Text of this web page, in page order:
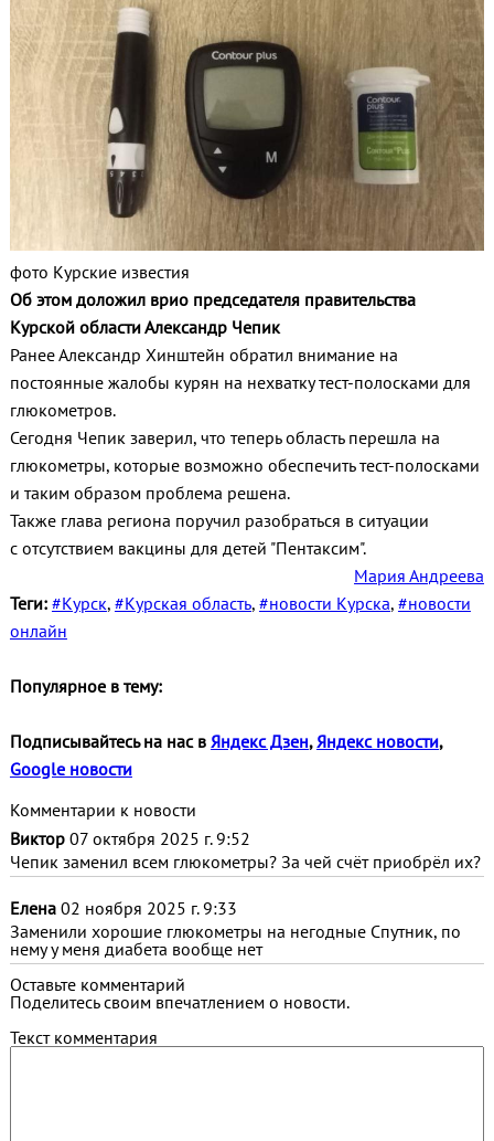
фото Курские известия
Об этом доложил врио председателя правительства
Курской области Александр Чепик
Ранее Александр Хинштейн обратил внимание на
постоянные жалобы курян на нехватку тест-полосками для
глюкометров.
Сегодня Чепик заверил, что теперь область перешла на
глюкометры, которые возможно обеспечить тест-полосками
и таким образом проблема решена.
Также глава региона поручил разобраться в ситуации
с отсутствием вакцины для детей "Пентаксим".
Мария Андреева
Теги: #Курск, #Курская область, #новости Курска, #новости
онлайн
Популярное в тему:
Подписывайтесь на нас в Яндекс Дзен, Яндекс новости,
Google новости
Комментарии к новости
Виктор 07 октября 2025 г. 9:52
Чепик заменил всем глюкометры? За чей счёт приобрёл их?
Елена 02 ноября 2025 г. 9:33
Заменили хорошие глюкометры на негодные Спутник, по
нему у меня диабета вообще нет
Оставьте комментарий
Поделитесь своим впечатлением о новости.
Текст комментария